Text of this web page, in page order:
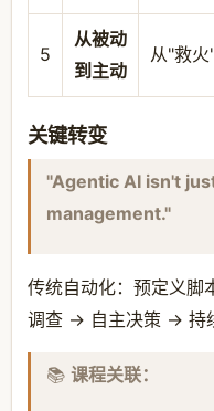
5
从被动
到主动
从"救
关键转变
"Agentic AI isn't
management."
传统自动化：预定义
调查 → 自主决策 → 持
📚课程关联：